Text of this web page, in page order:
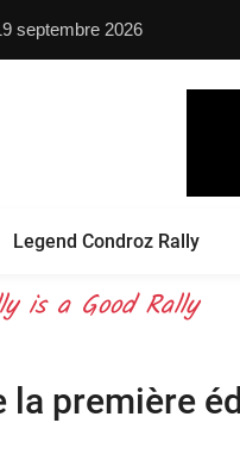
septembre 2026
Legend Condroz Rally
is a Good Rally
safety – your
la première